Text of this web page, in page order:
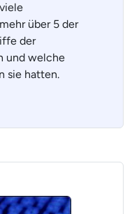
über 5 der
der
und welche
sie hatten.